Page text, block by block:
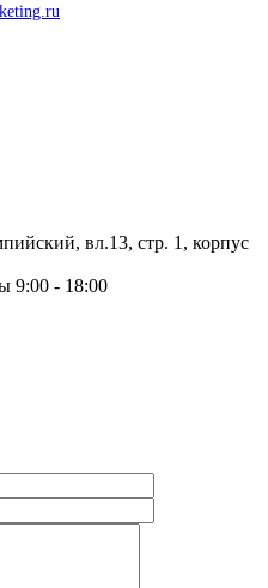
вл.13, стр. 1, корпус
9:00 - 18:00